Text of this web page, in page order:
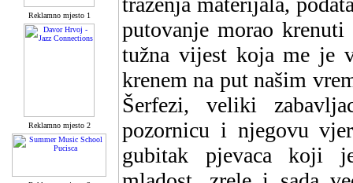
Reklamno mjesto 1
Reklamno mjesto 2
putovanje morao
tužna vijest koja me je
krenem na put našim
Šerfezi, veliki
pozornicu i njegovu
gubitak pjevaca koji